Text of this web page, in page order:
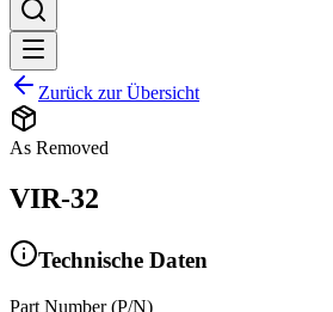
Zurück zur Übersicht
As Removed
VIR-32
Technische Daten
Part Number (P/N)